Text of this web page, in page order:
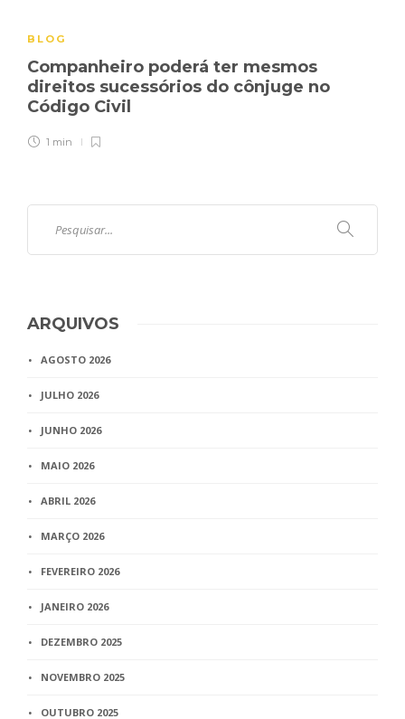
BLOG
Companheiro poderá ter mesmos
direitos sucessórios do cônjuge no
Código Civil
1 min
ARQUIVOS
AGOSTO 2026
JULHO 2026
JUNHO 2026
MAIO 2026
ABRIL 2026
MARÇO 2026
FEVEREIRO 2026
JANEIRO 2026
DEZEMBRO 2025
NOVEMBRO 2025
OUTUBRO 2025